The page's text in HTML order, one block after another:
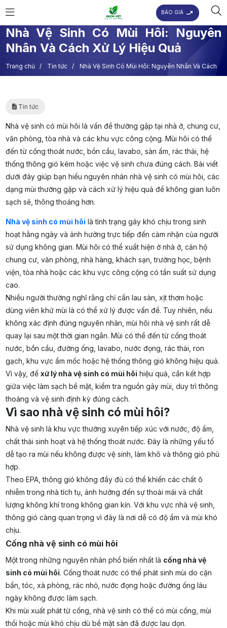
BÁO GIÁ
Nhà Vệ Sinh Có Mùi Hôi: Nguyên
Nhân Và Cách Xử Lý Hiệu Quả
Trang chủ / Tin tức / Nhà Vệ Sinh Có Mùi Hôi: Nguyên Nhân Và Cách
Tin tức
Nhà vệ sinh có mùi hôi là vấn đề thường gặp tại nhà ở, chung cư,
văn phòng, tòa nhà và các khu vực công cộng. Mùi hôi có thể
đến từ cống thoát nước, bồn cầu, lavabo, sàn ẩm, rác thải, hệ
thống thông gió kém hoặc việc vệ sinh chưa đúng cách. Bài viết
dưới đây giúp bạn hiểu nguyên nhân nhà vệ sinh có mùi hôi, các
dạng mùi thường gặp và cách xử lý hiệu quả để không gian luôn
sạch sẽ, thông thoáng hơn.
Nhà vệ sinh có mùi hôi là tình trạng gây khó chịu trong sinh
hoạt hằng ngày và ảnh hưởng trực tiếp đến cảm nhận của người
sử dụng không gian. Mùi hôi có thể xuất hiện ở nhà ở, căn hộ
chung cư, văn phòng, nhà hàng, khách sạn, trường học, bệnh
viện, tòa nhà hoặc các khu vực công cộng có tần suất sử dụng
cao.
Nhiều người thường nghĩ rằng chỉ cần lau sàn, xịt thơm hoặc
dùng viên khử mùi là có thể xử lý được vấn đề. Tuy nhiên, nếu
không xác định đúng nguyên nhân, mùi hôi nhà vệ sinh rất dễ
quay lại sau một thời gian ngắn. Mùi có thể đến từ cống thoát
nước, bồn cầu, đường ống, lavabo, nước đọng, rác thải, ron
gạch, khu vực ẩm mốc hoặc hệ thống thông gió không hiệu quả.
Vì vậy, để xử lý nhà vệ sinh có mùi hôi hiệu quả, cần kết hợp
giữa việc làm sạch bề mặt, kiểm tra nguồn gây mùi, duy trì thông
thoáng và vệ sinh định kỳ đúng cách.
Vì sao nhà vệ sinh có mùi hôi?
Nhà vệ sinh là khu vực thường xuyên tiếp xúc với nước, độ ẩm,
chất thải sinh hoạt và hệ thống thoát nước. Đây là những yếu tố
dễ tạo ra mùi nếu không được vệ sinh, làm khô và thông gió phù
hợp.
Theo EPA, thông gió không đầy đủ có thể khiến các chất ô
nhiễm trong nhà tích tụ, ảnh hưởng đến sự thoải mái và chất
lượng không khí trong không gian kín. Với khu vực nhà vệ sinh,
thông gió càng quan trọng vì đây là nơi dễ có độ ẩm và mùi khó
chịu.
Cống nhà vệ sinh có mùi hôi
Một trong những nguyên nhân phổ biến nhất là cống nhà vệ
sinh có mùi hôi. Cống thoát nước có thể phát sinh mùi do cặn
bẩn, tóc, xà phòng, rác nhỏ, nước đọng hoặc đường ống lâu
ngày không được làm sạch.
Khi mùi xuất phát từ cống, nhà vệ sinh có thể có mùi cống, mùi
thối hoặc mùi khó chịu dù bề mặt sàn đã được lau dọn.